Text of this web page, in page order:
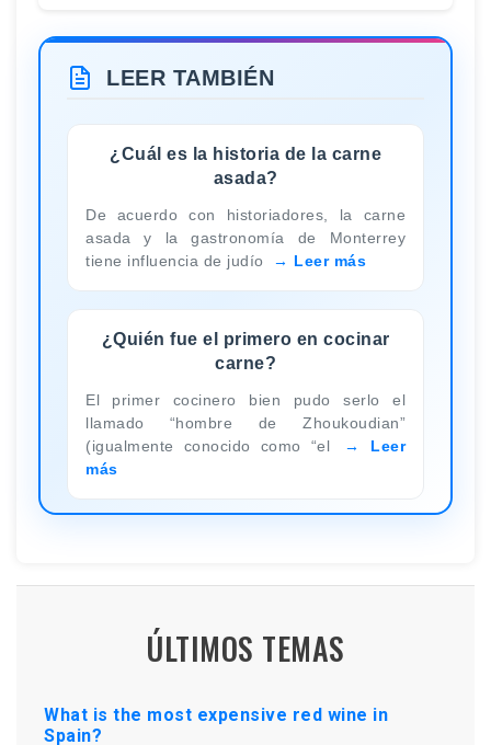
LEER TAMBIÉN
¿Cuál es la historia de la carne
asada?
De acuerdo con historiadores, la carne
asada y la gastronomía de Monterrey
tiene influencia de judío
Leer más
¿Quién fue el primero en cocinar
carne?
El primer cocinero bien pudo serlo el
llamado “hombre de Zhoukoudian”
(igualmente conocido como “el
Leer
más
ÚLTIMOS TEMAS
What is the most expensive red wine in
Spain?